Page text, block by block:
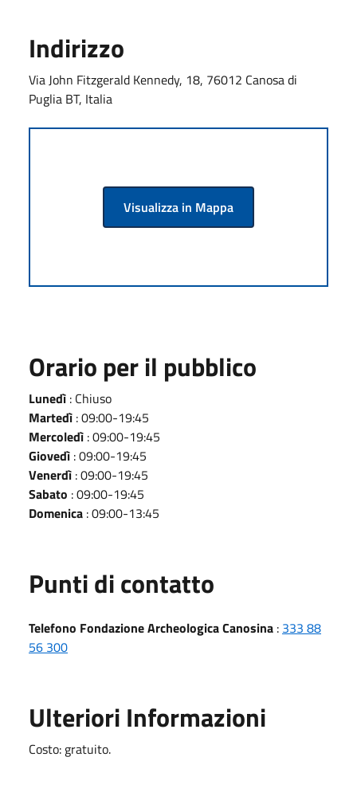
Indirizzo
Via John Fitzgerald Kennedy, 18, 76012 Canosa di
Puglia BT, Italia
Visualizza in Mappa
Orario per il pubblico
Lunedì : Chiuso
Martedì : 09:00-19:45
Mercoledì : 09:00-19:45
Giovedì : 09:00-19:45
Venerdì : 09:00-19:45
Sabato : 09:00-19:45
Domenica : 09:00-13:45
Punti di contatto
Telefono Fondazione Archeologica Canosina : 333 88
56 300
Ulteriori Informazioni
Costo: gratuito.